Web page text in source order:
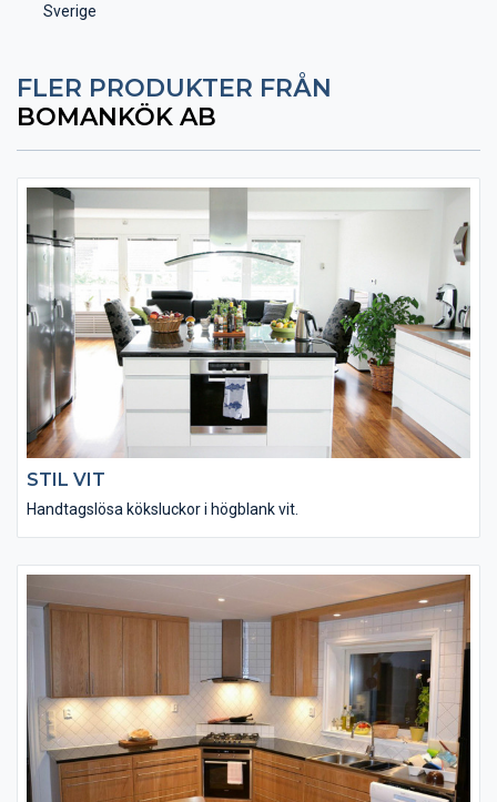
Sverige
FLER PRODUKTER FRÅN
BOMANKÖK AB
STIL VIT
Handtagslösa köksluckor i högblank vit.